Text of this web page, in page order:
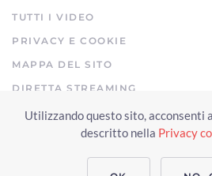
TUTTI I VIDEO
PRIVACY E COOKIE
MAPPA DEL SITO
DIRETTA STREAMING
Copyright © 2023 Arezzo TV.
drone
applicativo video yutub 2023
Utilizzando questo sito, acconsenti
descritto nella Privacy